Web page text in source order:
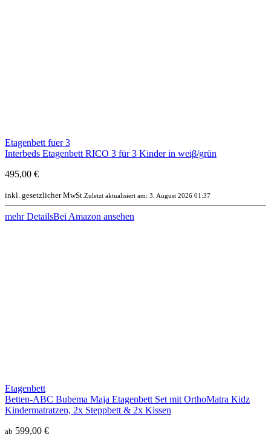
Etagenbett fuer 3
Interbeds Etagenbett RICO 3 für 3 Kinder in weiβ/grün
495,00 €
inkl. gesetzlicher MwSt. Zuletzt aktualisiert am: 3. August 2026 01:37
mehr DetailsBei Amazon ansehen
Etagenbett
Betten-ABC Bubema Maja Etagenbett Set mit OrthoMatra Kidz
Kindermatratzen, 2x Steppbett & 2x Kissen
ab 599,00 €